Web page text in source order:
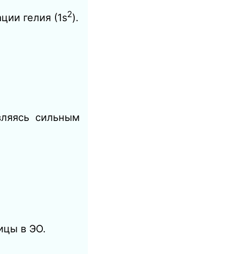
гелия (1s2).
сильным
в ЭО.